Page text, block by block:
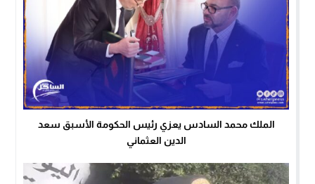
الملك محمد السادس يعزي رئيس الحكومة الأسبق سعد
الدين العثماني